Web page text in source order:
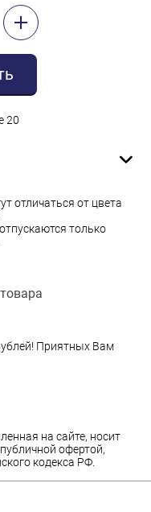
20
отличаться от цвета
только
Приятных Вам
на сайте, носит
офертой,
кодекса РФ.